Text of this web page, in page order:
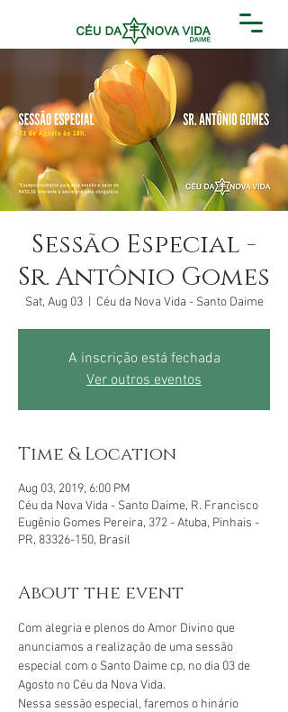
Sessão Especial -
Sr. Antônio Gomes
Sat, Aug 03
  |
Céu da Nova Vida - Santo Daime
A inscrição está fechada
Ver outros eventos
Time & Location
Aug 03, 2019, 6:00 PM
Céu da Nova Vida - Santo Daime, R. Francisco
Eugênio Gomes Pereira, 372 - Atuba, Pinhais -
PR, 83326-150, Brasil
About the event
Com alegria e plenos do Amor Divino que
anunciamos a realização de uma sessão
especial com o Santo Daime cp, no dia 03 de
Nessa sessão especial, faremos o hinário